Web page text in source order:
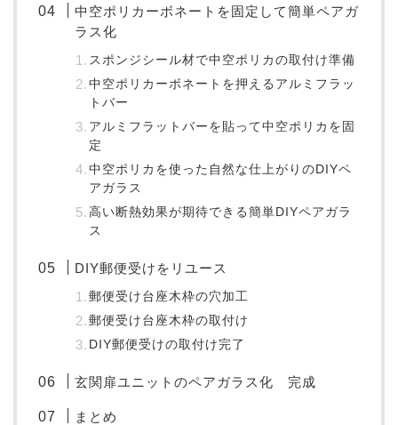
中空ポリカーボネートを固定して簡単ペアガ
ラス化
スポンジシール材で中空ポリカの取付け準備
中空ポリカーボネートを押えるアルミフラッ
トバー
アルミフラットバーを貼って中空ポリカを固
定
中空ポリカを使った自然な仕上がりのDIYペ
アガラス
高い断熱効果が期待できる簡単DIYペアガラ
ス
DIY郵便受けをリユース
郵便受け台座木枠の穴加工
郵便受け台座木枠の取付け
DIY郵便受けの取付け完了
玄関扉ユニットのペアガラス化 完成
まとめ